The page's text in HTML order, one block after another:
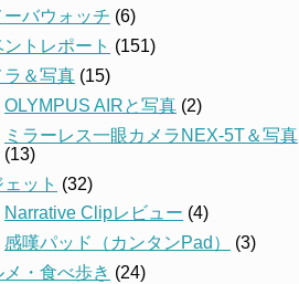
ーバウォッチ (6)
ントレポート (151)
ラ＆写真 (15)
OLYMPUS AIRと写真 (2)
ミラーレス一眼カメラNEX-5T＆写真
(13)
ェット (32)
Narrative Clipレビュー (4)
感嘆パッド（カンタンPad）
(3)
メ・食べ歩き (24)